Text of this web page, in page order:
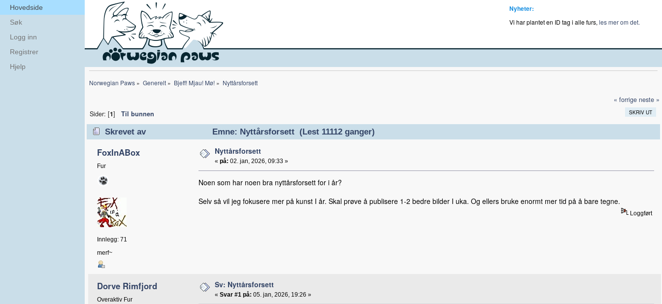
Nyheter:
Vi har plantet en ID tag i alle furs, les mer om det.
Hovedside
Søk
Logg inn
Registrer
Hjelp
Norwegian Paws » Generelt» Bjeff! Mjau! Mø!» Nyttårsforsett
« forrige neste »
SKRIV UT
Sider: [1] Til bunnen
Skrevet av Emne: Nyttårsforsett (Lest 11112 ganger)
FoxInABox
Fur
Innlegg: 71
merf~
Nyttårsforsett
« på: 02. jan, 2026, 09:33 »
Noen som har noen bra nyttårsforsett for i år?
Selv så vil jeg fokusere mer på kunst I år. Skal prøve å publisere 1-2 bedre bilder I uka. Og ellers bruke enormt mer tid på å bare tegne.
Loggført
Dorve Rimfjord
Overaktiv Fur
Sv: Nyttårsforsett
« Svar #1 på: 05. jan, 2026, 19:26 »